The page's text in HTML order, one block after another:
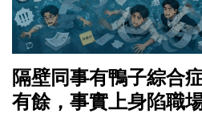
隔壁同事有鴨子綜合
有餘，事實上身陷職